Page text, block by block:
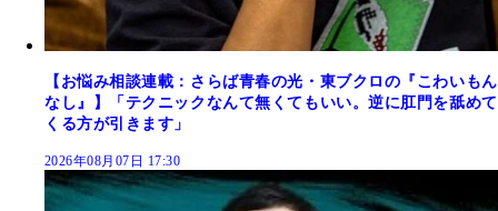
【お悩み相談連載：さらば青春の光・東ブクロの『こわいもん
なし』】「テクニックなんて無くてもいい。逆に肛門を舐めて
くる方が引きます」
2026年08月07日 17:30